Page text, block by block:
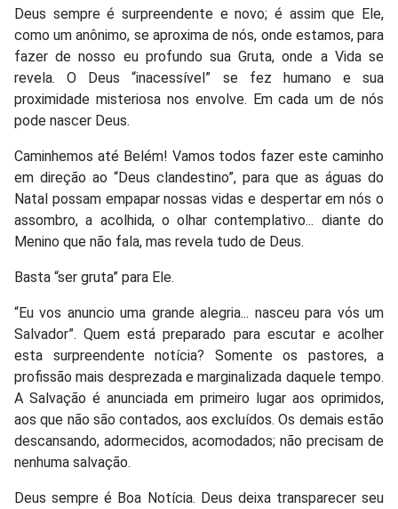
Deus sempre é surpreendente e novo; é assim que Ele,
como um anônimo, se aproxima de nós, onde estamos, para
fazer de nosso eu profundo sua Gruta, onde a Vida se
revela. O Deus “inacessível” se fez humano e sua
proximidade misteriosa nos envolve. Em cada um de nós
pode nascer Deus.
Caminhemos até Belém! Vamos todos fazer este caminho
em direção ao “Deus clandestino”, para que as águas do
Natal possam empapar nossas vidas e despertar em nós o
assombro, a acolhida, o olhar contemplativo... diante do
Menino que não fala, mas revela tudo de Deus.
Basta “ser gruta” para Ele.
“Eu vos anuncio uma grande alegria... nasceu para vós um
Salvador”. Quem está preparado para escutar e acolher
esta surpreendente notícia? Somente os pastores, a
profissão mais desprezada e marginalizada daquele tempo.
A Salvação é anunciada em primeiro lugar aos oprimidos,
aos que não são contados, aos excluídos. Os demais estão
descansando, adormecidos, acomodados; não precisam de
nenhuma salvação.
Deus sempre é Boa Notícia. Deus deixa transparecer seu